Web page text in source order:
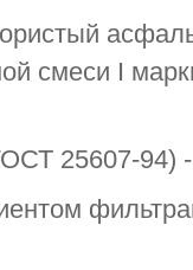
смеси I
25607-94)